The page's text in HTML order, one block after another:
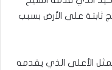
ثابتة على الأرض بسبب
الأعلى الذي يقدمه